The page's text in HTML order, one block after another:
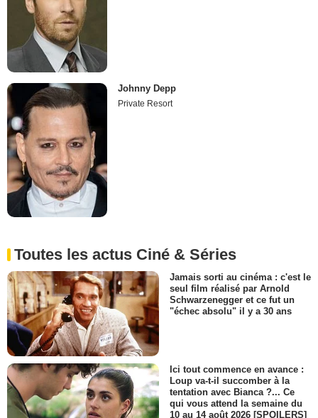
Johnny Depp
Private Resort
Toutes les actus Ciné & Séries
Jamais sorti au cinéma : c'est le
seul film réalisé par Arnold
Schwarzenegger et ce fut un
"échec absolu" il y a 30 ans
Ici tout commence en avance :
Loup va-t-il succomber à la
tentation avec Bianca ?... Ce
qui vous attend la semaine du
10 au 14 août 2026 [SPOILERS]